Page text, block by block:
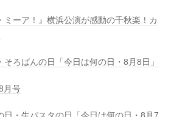
ミーア！』横浜公演が感動の千秋楽！カ
ろばんの日「今日は何の日・8月8日」
月号